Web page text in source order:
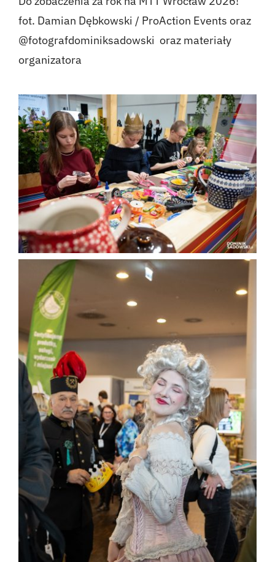
fot. Damian Dębkowski / ProAction Events oraz
@fotografdominiksadowski oraz materiały
organizatora